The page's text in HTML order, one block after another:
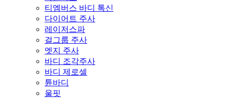
티엠버스 바디 톡신
다이어트 주사
레이저스파
걸그룹 주사
엣지 주사
바디 조각주사
바디 제로셀
튠바디
울핏